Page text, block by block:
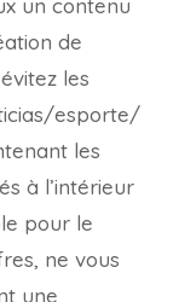
de
les
esporte/
les
à l’intérieur
pour le
ne vous
une